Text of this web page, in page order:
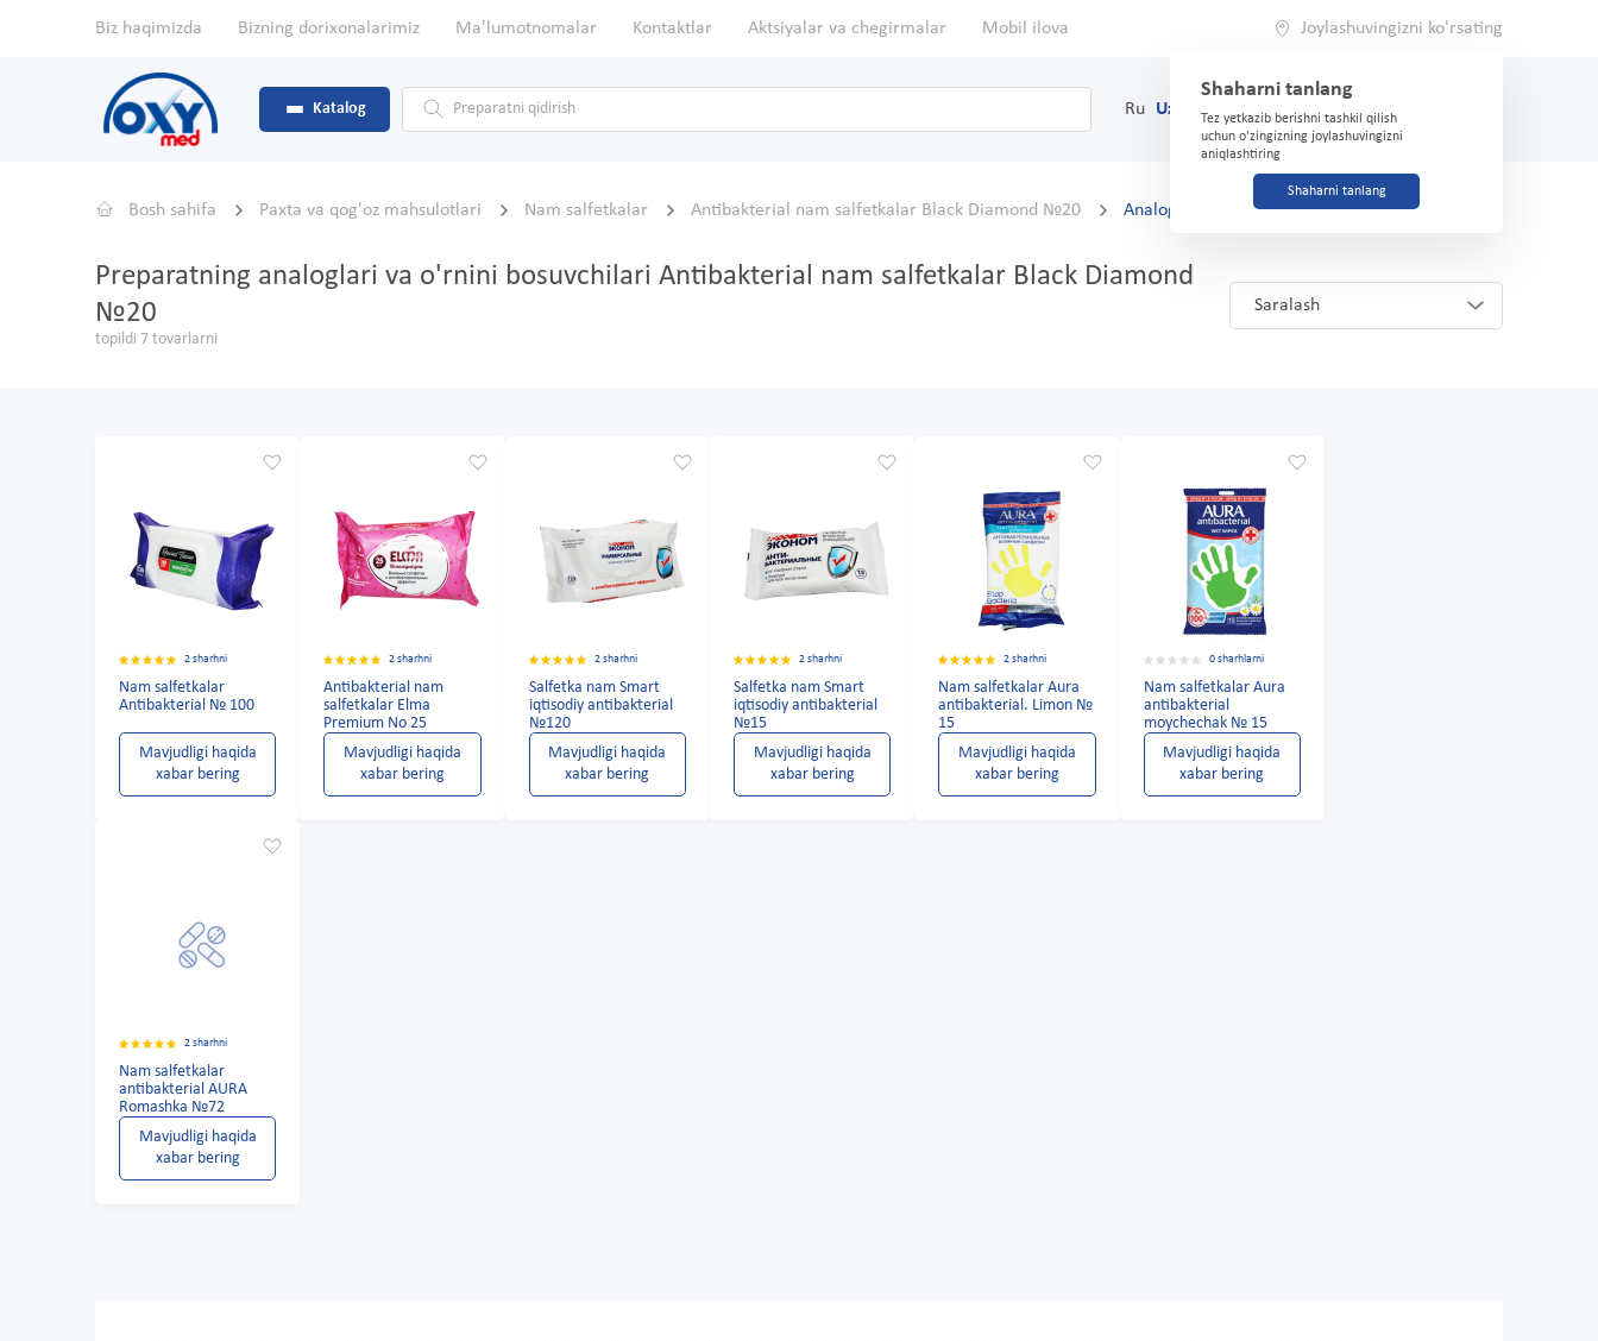
Biz haqimizda Bizning dorixonalarimiz Ma'lumotnomalar Kontaktlar Aktsiyalar va chegirmalar Mobil ilova Joylashuvingizni ko'rsating
Shaharni tanlang
Tez yetkazib berishni tashkil qilish
uchun o'zingizning joylashuvingizni
aniqlashtiring
Shaharni tanlang
Katalog Ru Uz (71) 200-03-03
Bosh sahifa Paxta va qog'oz mahsulotlari Nam salfetkalar Antibakterial nam salfetkalar Black Diamond №20 Analoglar va o'rnini bosuvchilar
Preparatning analoglari va o'rnini bosuvchilari Antibakterial nam salfetkalar Black Diamond
№20
topildi 7 tovarlarni
Saralash
2 sharhni
Nam salfetkalar
Antibakterial № 100
Mavjudligi haqida
xabar bering
2 sharhni
Antibakterial nam
salfetkalar Elma
Premium No 25
Mavjudligi haqida
xabar bering
2 sharhni
Salfetka nam Smart
iqtisodiy antibakterial
№120
Mavjudligi haqida
xabar bering
2 sharhni
Salfetka nam Smart
iqtisodiy antibakterial
№15
Mavjudligi haqida
xabar bering
2 sharhni
Nam salfetkalar Aura
antibakterial. Limon №
15
Mavjudligi haqida
xabar bering
0 sharhlarni
Nam salfetkalar Aura
antibakterial
moychechak № 15
Mavjudligi haqida
xabar bering
2 sharhni
Nam salfetkalar
antibakterial AURA
Romashka №72
Mavjudligi haqida
xabar bering